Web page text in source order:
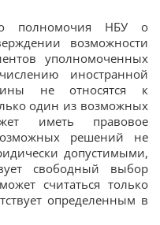
полномочия НБУ о
возможности
уполномоченных
иностранной
не относятся к
один из возможных
иметь правовое
решений не
допустимыми,
свободный выбор
считаться только
определенным в